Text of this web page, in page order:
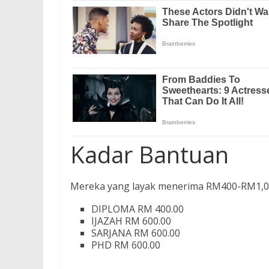
Kadar Bantuan
Mereka yang layak menerima RM400-
DIPLOMA RM 400.00
IJAZAH RM 600.00
SARJANA RM 600.00
PHD RM 600.00